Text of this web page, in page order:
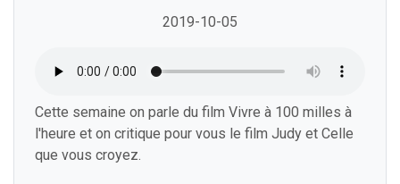
2019-10-05
Cette semaine on parle du film Vivre à 100 milles à
l'heure et on critique pour vous le film Judy et Celle
que vous croyez.